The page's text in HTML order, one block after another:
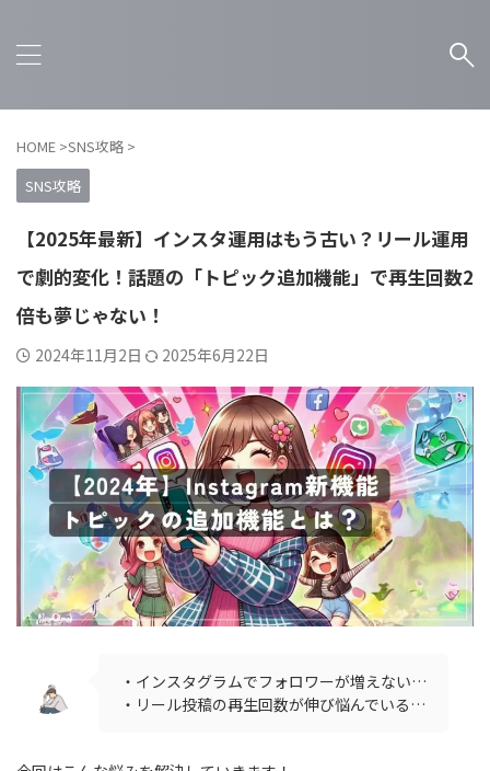
HOME >SNS攻略 >
SNS攻略
【2025年最新】インスタ運用はもう古い？リール運用
で劇的変化！話題の「トピック追加機能」で再生回数2
倍も夢じゃない！
2024年11月2日 2025年6月22日
・インスタグラムでフォロワーが増えない…
・リール投稿の再生回数が伸び悩んでいる…